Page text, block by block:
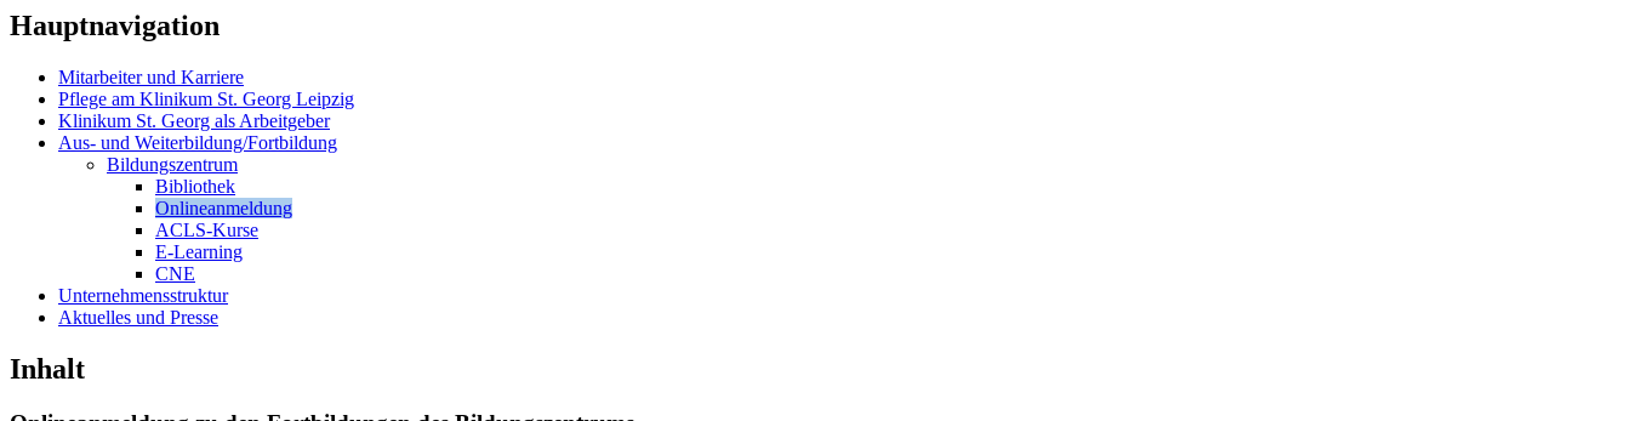
Hauptnavigation
Mitarbeiter und Karriere
Pflege am Klinikum St. Georg Leipzig
Klinikum St. Georg als Arbeitgeber
Aus- und Weiterbildung/Fortbildung
Bildungszentrum
Bibliothek
Onlineanmeldung
ACLS-Kurse
E-Learning
CNE
Unternehmensstruktur
Aktuelles und Presse
Inhalt